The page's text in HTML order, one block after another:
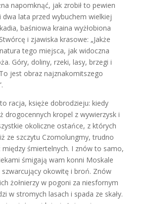
napomknąć, jak zrobił to pewien
dwa lata przed wybuchem wielkiej
baśniowa kraina wyżłobiona
i zjawiska krasowe: „Jakże
tego miejsca, jak widoczna
Góry, doliny, rzeki, lasy, brzegi i
jest obraz najznakomitszego
racja, księże dobrodzieju: kiedy
drogocennych kropel z wywierzysk i
okoliczne ostańce, z których
ze szczytu Czomolungmy, trudno
między śmiertelnych. I znów to samo,
śmigają wam konni Moskale
okowitę i broń. Znów
żołnierzy w pogoni za niesfornym
w stromych lasach i spada ze skały.